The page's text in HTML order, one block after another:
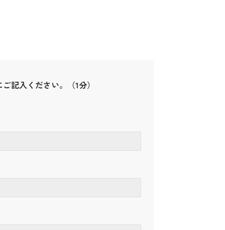
記入ください。（1分）